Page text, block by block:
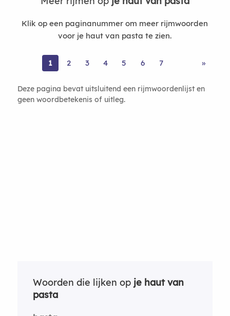
Klik op een paginanummer om meer rijmwoorden
voor je haut van pasta te zien.
1 2 3 4 5 6 7 »
Deze pagina bevat uitsluitend een rijmwoordenlijst en
geen woordbetekenis of uitleg.
Woorden die lijken op je haut van
pasta